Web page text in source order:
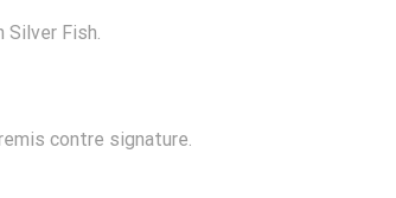
Silver Fish.
contre signature.